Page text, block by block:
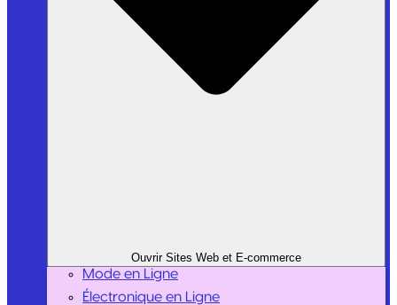
Ouvrir Sites Web et E-commerce
Mode en Ligne
Électronique en Ligne